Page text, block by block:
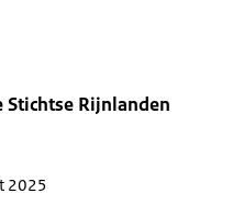
Stichtse Rijnlanden
2025